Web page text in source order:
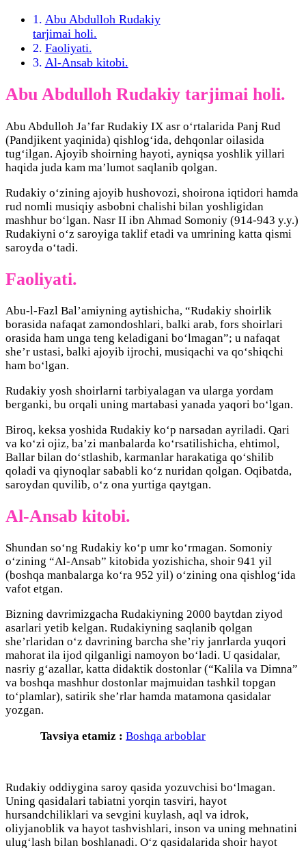
Abu Abdulloh Rudakiy
tarjimai holi.
Faoliyati.
Al-Ansab kitobi.
Abu Abdulloh Rudakiy tarjimai holi.
Abu Abdulloh Ja’far Rudakiy IX asr o‘rtalarida Panj Rud
(Pandjikent yaqinida) qishlog‘ida, dehqonlar oilasida
tug‘ilgan. Ajoyib shoirning hayoti, ayniqsa yoshlik yillari
haqida juda kam ma’lumot saqlanib qolgan.
Rudakiy o‘zining ajoyib hushovozi, shoirona iqtidori hamda
rud nomli musiqiy asbobni chalishi bilan yoshligidan
mashhur bo‘lgan. Nasr II ibn Ahmad Somoniy (914-943 y.y.)
Rudakiyni o‘z saroyiga taklif etadi va umrining katta qismi
saroyda o‘tadi.
Faoliyati.
Abu-l-Fazl Bal’amiyning aytishicha, “Rudakiy shoirlik
borasida nafaqat zamondoshlari, balki arab, fors shoirlari
orasida ham unga teng keladigani bo‘lmagan”; u nafaqat
she’r ustasi, balki ajoyib ijrochi, musiqachi va qo‘shiqchi
ham bo‘lgan.
Rudakiy yosh shoirlarni tarbiyalagan va ularga yordam
berganki, bu orqali uning martabasi yanada yaqori bo‘lgan.
Biroq, keksa yoshida Rudakiy ko‘p narsadan ayriladi. Qari
va ko‘zi ojiz, ba’zi manbalarda ko‘rsatilishicha, ehtimol,
Ballar bilan do‘stlashib, karmanlar harakatiga qo‘shilib
qoladi va qiynoqlar sababli ko‘z nuridan qolgan. Oqibatda,
saroydan quvilib, o‘z ona yurtiga qaytgan.
Al-Ansab kitobi.
Shundan so‘ng Rudakiy ko‘p umr ko‘rmagan. Somoniy
o‘zining “Al-Ansab” kitobida yozishicha, shoir 941 yil
(boshqa manbalarga ko‘ra 952 yil) o‘zining ona qishlog‘ida
vafot etgan.
Bizning davrimizgacha Rudakiyning 2000 baytdan ziyod
asarlari yetib kelgan. Rudakiyning saqlanib qolgan
she’rlaridan o‘z davrining barcha she’riy janrlarda yuqori
mahorat ila ijod qilganligi namoyon bo‘ladi. U qasidalar,
nasriy g‘azallar, katta didaktik dostonlar (“Kalila va Dimna”
va boshqa mashhur dostonlar majmuidan tashkil topgan
to‘plamlar), satirik she’rlar hamda matamona qasidalar
yozgan.
Tavsiya etamiz : Boshqa arboblar
Rudakiy oddiygina saroy qasida yozuvchisi bo‘lmagan.
Uning qasidalari tabiatni yorqin tasviri, hayot
hursandchiliklari va sevgini kuylash, aql va idrok,
oliyjanoblik va hayot tashvishlari, inson va uning mehnatini
ulug‘lash bilan boshlanadi. O‘z qasidalarida shoir hayot